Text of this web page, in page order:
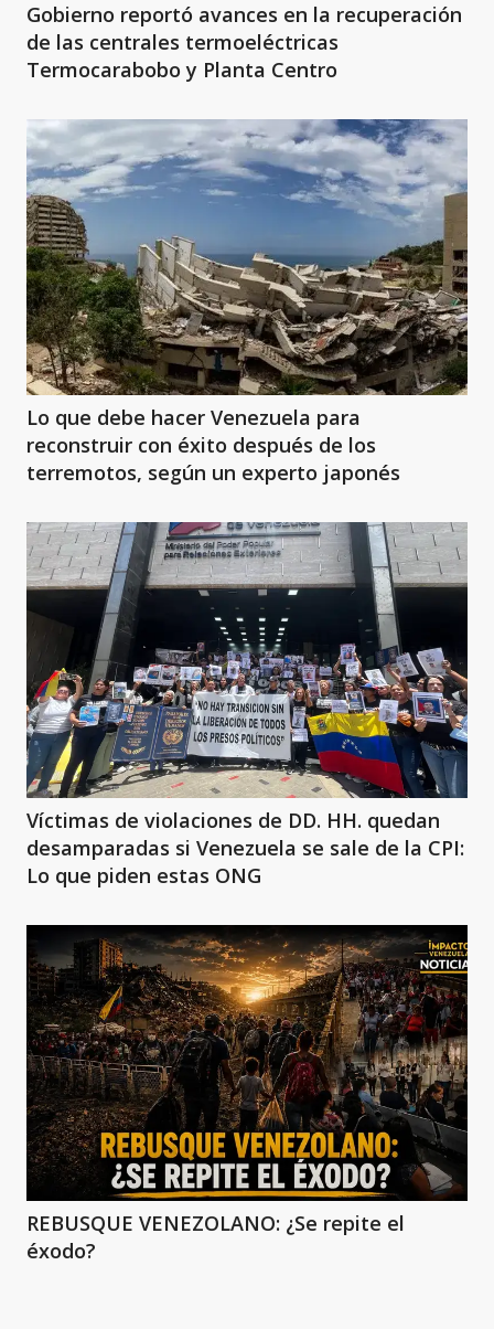
Gobierno reportó avances en la recuperación
de las centrales termoeléctricas
Termocarabobo y Planta Centro
Lo que debe hacer Venezuela para
reconstruir con éxito después de los
terremotos, según un experto japonés
Víctimas de violaciones de DD. HH. quedan
desamparadas si Venezuela se sale de la CPI:
Lo que piden estas ONG
REBUSQUE VENEZOLANO: ¿Se repite el
éxodo?